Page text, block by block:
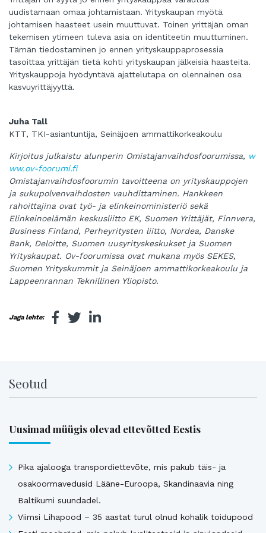
uudistamaan omaa johtamistaan. Yrityskaupan myötä
johtamisen haasteet usein muuttuvat. Toinen yrittäjän oman
tekemisen ytimeen tuleva asia on identiteetin muuttuminen.
Tämän tiedostaminen jo ennen yrityskauppaprosessia
tasoittaa yrittäjän tietä kohti yrityskaupan jälkeisiä haasteita.
Yrityskauppoja hyödyntävä ajattelutapa on olennainen osa
kasvuyrittäjyyttä.
Juha Tall
KTT, TKI-asiantuntija, Seinäjoen ammattikorkeakoulu
Kirjoitus julkaistu alunperin Omistajanvaihdosfoorumissa, w
ww.ov-foorumi.fi
Omistajanvaihdosfoorumin tavoitteena on yrityskauppojen
ja sukupolvenvaihdosten vauhdittaminen. Hankkeen
rahoittajina ovat työ- ja elinkeinoministeriö sekä
Elinkeinoelämän keskusliitto EK, Suomen Yrittäjät, Finnvera,
Business Finland, Perheyritysten liitto, Nordea, Danske
Bank, Deloitte, Suomen uusyrityskeskukset ja Suomen
Yrityskaupat. Ov-foorumissa ovat mukana myös SEKES,
Suomen Yrityskummit ja Seinäjoen ammattikorkeakoulu ja
Lappeenrannan Teknillinen Yliopisto.
Jaga lehte:
Seotud
Uusimad müügis olevad ettevõtted Eestis
Pika ajalooga transpordiettevõte, mis pakub täis- ja
osakoormavedusid Lääne-Euroopa, Skandinaavia ning
Baltikumi suundadel.
Viimsi Lihapood – 35 aastat turul olnud kohalik toidupood